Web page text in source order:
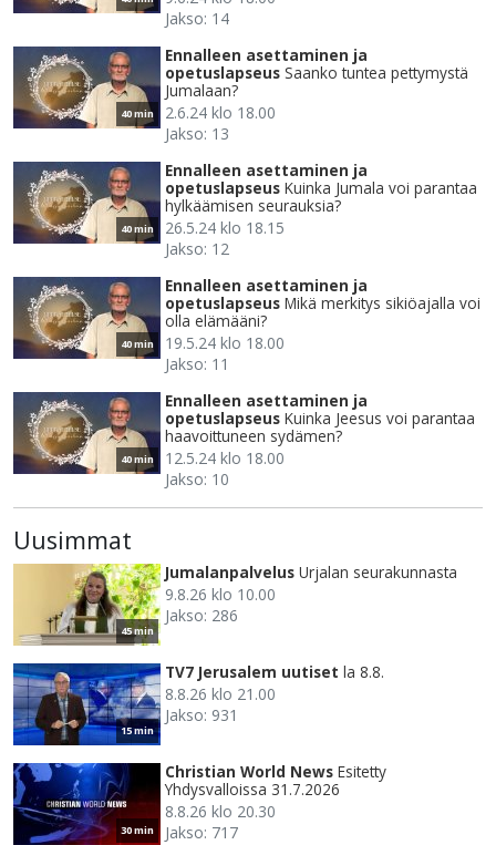
Jakso: 14
40 min
Ennalleen asettaminen ja
opetuslapseus Saanko tuntea pettymystä
Jumalaan?
2.6.24 klo 18.00
Jakso: 13
40 min
Ennalleen asettaminen ja
opetuslapseus Kuinka Jumala voi parantaa
hylkäämisen seurauksia?
26.5.24 klo 18.15
Jakso: 12
40 min
Ennalleen asettaminen ja
opetuslapseus Mikä merkitys sikiöajalla voi
olla elämääni?
19.5.24 klo 18.00
Jakso: 11
40 min
Ennalleen asettaminen ja
opetuslapseus Kuinka Jeesus voi parantaa
haavoittuneen sydämen?
12.5.24 klo 18.00
Jakso: 10
Uusimmat
45 min
Jumalanpalvelus Urjalan seurakunnasta
9.8.26 klo 10.00
Jakso: 286
15 min
TV7 Jerusalem uutiset la 8.8.
8.8.26 klo 21.00
Jakso: 931
30 min
Christian World News Esitetty
Yhdysvalloissa 31.7.2026
8.8.26 klo 20.30
Jakso: 717